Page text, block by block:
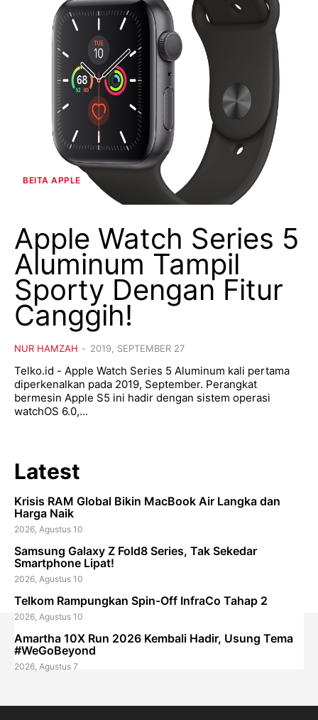
BEITA APPLE
Apple Watch Series 5
Aluminum Tampil
Sporty Dengan Fitur
Canggih!
NUR HAMZAH - 2019, SEPTEMBER 27
Telko.id - Apple Watch Series 5 Aluminum kali pertama
diperkenalkan pada 2019, September. Perangkat
bermesin Apple S5 ini hadir dengan sistem operasi
watchOS 6.0,...
Latest
Krisis RAM Global Bikin MacBook Air Langka dan
Harga Naik
2026, Agustus 10
Samsung Galaxy Z Fold8 Series, Tak Sekedar
Smartphone Lipat!
2026, Agustus 10
Telkom Rampungkan Spin-Off InfraCo Tahap 2
2026, Agustus 10
Amartha 10X Run 2026 Kembali Hadir, Usung Tema
#WeGoBeyond
2026, Agustus 7